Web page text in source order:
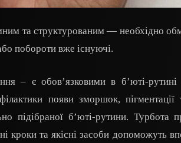
та структурованим — необхідно
побороти вже існуючі.
– є обов’язковими в б’юті-
появи зморшок, пігментації
підібраної б’юті-рутини. Турбота
кроки та якісні засоби допоможуть